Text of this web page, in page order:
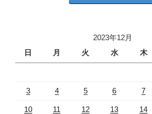
2023年12月
日
月 火 水 木
3 4 5 6 7
10 11 12 13 14